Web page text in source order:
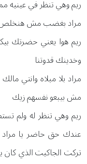
ريم وهي تنظر في عينيه
مراد بغضب مش هنخلص
ريم هوا يعني حضرتك
وخدينك قدوتنا
مراد بلا مبلاه وانتي
مش بيبعو نفسهم زيك
ريم وهي تنظر له ولم
عندك حق حاضر يا مراد
تركت الجاكيت الذي كان